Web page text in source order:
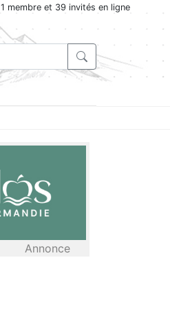
1 membre et 39 invités en ligne
Annonce